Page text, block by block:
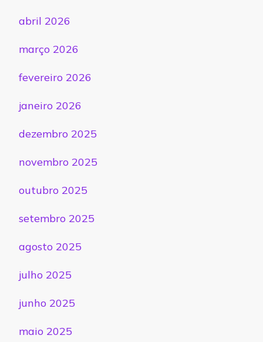
abril 2026
março 2026
fevereiro 2026
janeiro 2026
dezembro 2025
novembro 2025
outubro 2025
setembro 2025
agosto 2025
julho 2025
junho 2025
maio 2025